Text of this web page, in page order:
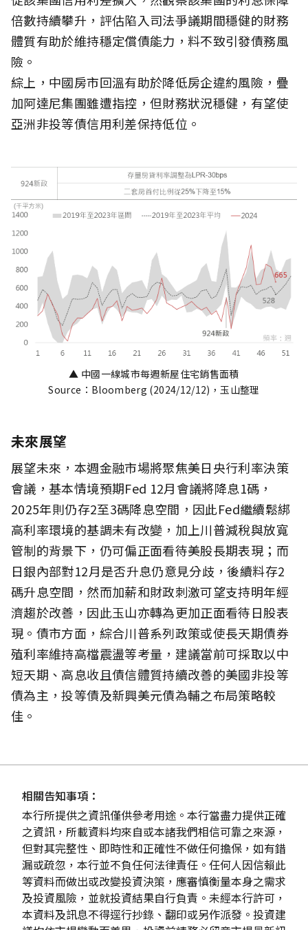
倍數持續攀升，評估陷入司法爭議期間穩健的財務
體質有助於維持穩定償債能力，料不致引發債務風
險。
綜上，中國房市回溫有助於降低房企違約風險，疊
加阿達尼集團雖遭指控，但財務狀況穩健，有望使
亞洲非投等債信用利差保持低位。
▲ 中國一線城市每週新屋住宅銷售面積
Source：Bloomberg (2024/12/12)，玉山整理
未來展望
展望未來，本週金融市場將聚焦美日央行利率決策
會議，基本情境預期Fed 12月會議將降息1碼，
2025年則仍存2至3碼降息空間，因此Fed繼續鬆綁
高利率環境的基調未有改變，加上川普減稅與放寬
管制的背景下，仍可偏正面看待美股長期表現；而
日銀內部對12月是否升息仍意見分歧，後續料存2
碼升息空間，然而加薪和財政刺激可望支持明年經
濟趨於改善，因此玉山亦轉為更加正面看待日股表
現。債市方面，綜合川普系列政策或使長天期債券
殖利率維持高檔震盪等考量，建議當前可採取以中
短天期、高息收且債信體質持續改善的美國非投等
債為主，投等債及新興美元債為輔之布局策略較
佳。
相關告知事項：
本行所提供之資訊僅供參考用途。本行當盡力提供正確
之資訊，所載資料均來自或本諸我們相信可靠之來源，
但對其完整性、即時性和正確性不做任何擔保，如有錯
漏或疏忽，本行並不負任何法律責任。任何人因信賴此
等資料而做出或改變投資決策，應審慎衡量本身之需求
及投資風險，並就投資結果自行負責。未經本行許可，
本資料及訊息不得逕行抄錄、翻印或另作派發。投資建